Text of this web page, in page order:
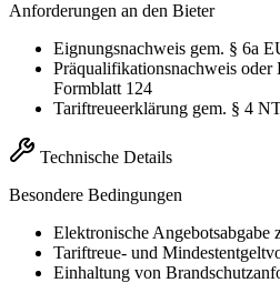
Anforderungen an den Bieter
Eignungsnachweis gem. § 6a
Präqualifikationsnachweis oder
Formblatt 124
Tariftreueerklärung gem. § 4
Technische Details
Besondere Bedingungen
Elektronische Angebotsabgabe
Tariftreue- und
Einhaltung von